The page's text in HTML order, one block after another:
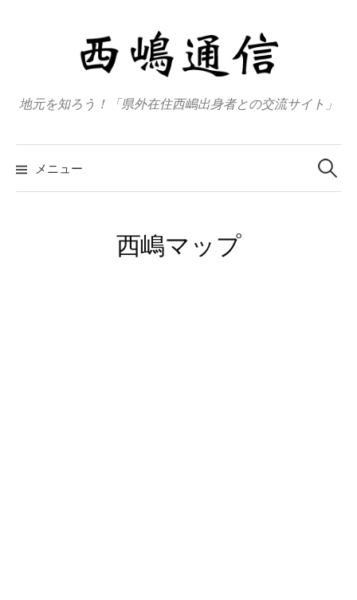
ツ
キ
地元を知ろう！「県外在住西嶋出身者との交流サイト」
メニュー 索
西嶋マップ